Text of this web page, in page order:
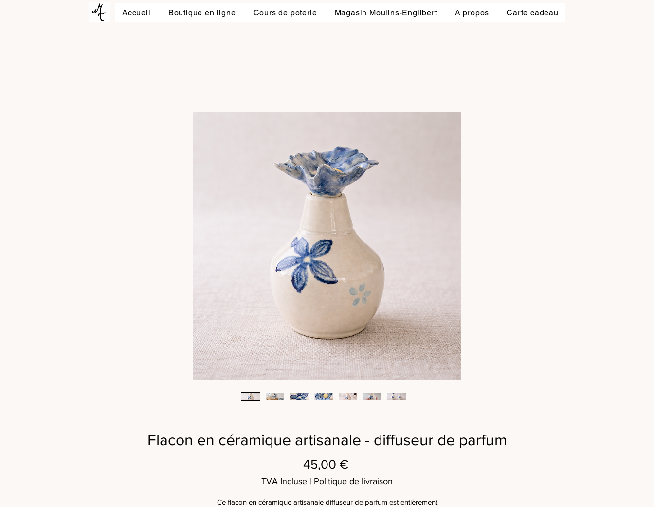
Accueil Boutique en ligne Cours de poterie Magasin Moulins-Engilbert A propos Carte cadeau
Flacon en céramique artisanale - diffuseur de parfum
45,00 €Prix
TVA Incluse | Politique de livraison
Ce flacon en céramique artisanale diffuseur de parfum est entièrement